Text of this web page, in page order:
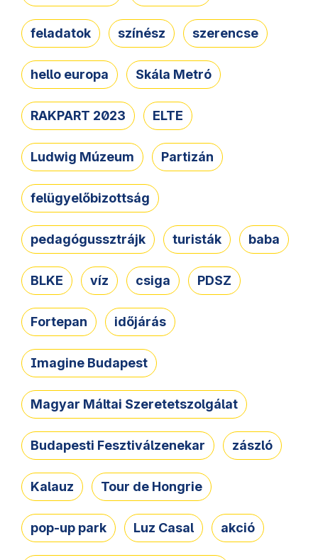
feladatok színész szerencse
hello europa Skála Metró
RAKPART 2023 ELTE
Ludwig Múzeum Partizán
felügyelőbizottság
pedagógussztrájk turisták baba
BLKE víz csiga PDSZ
Fortepan időjárás
Imagine Budapest
Magyar Máltai Szeretetszolgálat
Budapesti Fesztiválzenekar zászló
Kalauz Tour de Hongrie
pop-up park Luz Casal akció